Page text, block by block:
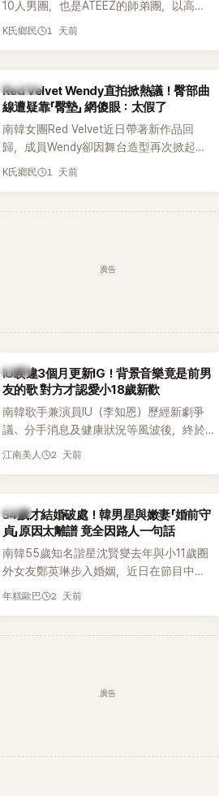
10人男團，也是ATEEZ的師弟團，以高完
成度舞台、充滿爆發力的表演及Hip-Hop
力。
K氏鄉民 1 天前
K-POP
Red Velvet Wendy直拍掀熱議！臀部曲
線遭疑靠「臀墊」 網傻眼：太假了
南韓女團Red Velvet近日帶著新作品回
歸，成員Wendy卻因舞台造型再次掀起討
論。她日前才因暴瘦身形受到外界關注，
K氏鄉民 1 天前
廣告
韓星
IU睽違3個月更新IG！背景音樂竟是前男
友的歌 對方才認愛小18歲新歡
南韓歌手兼演員IU（李知恩）歷經新劇爭
議、分手消息及健康狀況等風波後，終於
睽違3個月更新社群平台，一口氣曬出20
音樂，意外掀起韓網討論。
江南美人 2 天前
韓星
54歲才結婚破處！韓男星與嫩妻「婚前守
貞」原因太離譜 竟全因路人一句話
南韓55歲知名諧星沈賢燮去年與小11歲圈
外女友鄭英琳步入婚姻，近日在節目中分
享與妻子的戀愛故事，笑稱兩人原本想享
年糕歐巴 2 天前
廣告